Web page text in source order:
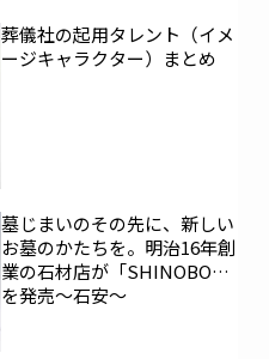
葬儀社の起用タレント（イメ
ージキャラクター）まとめ
墓じまいのその先に、新しい
お墓のかたちを。明治16年創
業の石材店が「SHINOBO」
を発売～石安～